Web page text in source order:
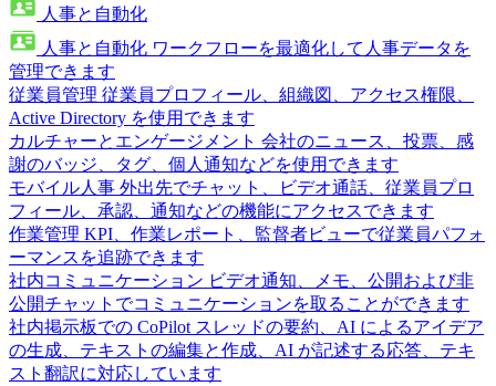
人事と自動化
人事と自動化 ワークフローを最適化して人事データを
管理できます
従業員管理 従業員プロフィール、組織図、アクセス権限、
Active Directory を使用できます
カルチャーとエンゲージメント 会社のニュース、投票、感
謝のバッジ、タグ、個人通知などを使用できます
モバイル人事 外出先でチャット、ビデオ通話、従業員プロ
フィール、承認、通知などの機能にアクセスできます
作業管理 KPI、作業レポート、監督者ビューで従業員パフォ
ーマンスを追跡できます
社内コミュニケーション ビデオ通知、メモ、公開および非
公開チャットでコミュニケーションを取ることができます
社内掲示板での CoPilot スレッドの要約、AI によるアイデア
の生成、テキストの編集と作成、AI が記述する応答、テキ
スト翻訳に対応しています